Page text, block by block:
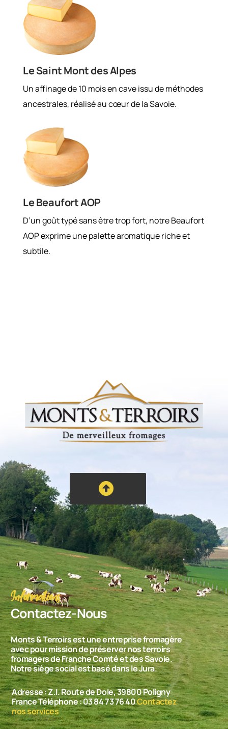
Le Saint Mont des Alpes
Un affinage de 10 mois en cave issu de méthodes
ancestrales, réalisé au cœur de la Savoie.
Le Beaufort AOP
D’un goût typé sans être trop fort, notre Beaufort
AOP exprime une palette aromatique riche et
subtile.
Informations
Contactez-Nous
Monts & Terroirs est une entreprise fromagère
avec pour mission de préserver nos terroirs
fromagers de Franche Comté et des Savoie.
Notre siège social est basé dans le Jura.
Adresse : Z.I. Route de Dole, 39800 Poligny
France Téléphone : 03 84 73 76 40Contactez
nos services